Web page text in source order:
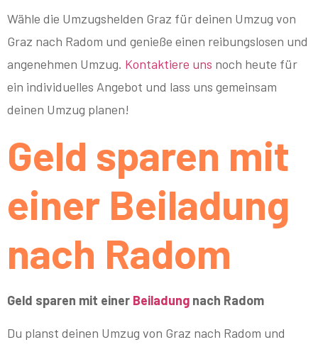
Wähle die Umzugshelden Graz für deinen Umzug von
Graz nach Radom und genieße einen reibungslosen und
angenehmen Umzug. Kontaktiere uns noch heute für
ein individuelles Angebot und lass uns gemeinsam
deinen Umzug planen!
Geld sparen mit
einer Beiladung
nach Radom
Geld sparen mit einer Beiladung nach Radom
Du planst deinen Umzug von Graz nach Radom und